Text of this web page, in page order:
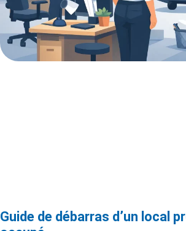
Guide de débarras d’un local